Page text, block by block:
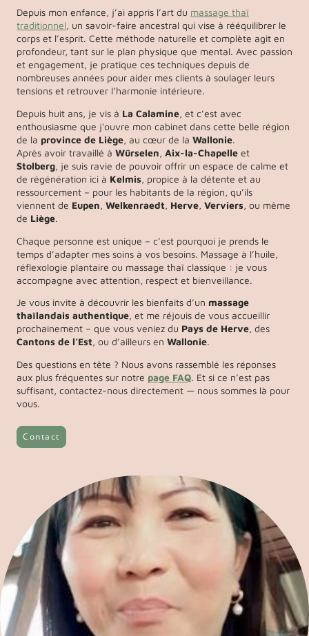
Depuis mon enfance, j’ai appris l’art du massage thaï
traditionnel, un savoir-faire ancestral qui vise à rééquilibrer le
corps et l’esprit. Cette méthode naturelle et complète agit en
profondeur, tant sur le plan physique que mental. Avec passion
et engagement, je pratique ces techniques depuis de
nombreuses années pour aider mes clients à soulager leurs
tensions et retrouver l’harmonie intérieure.
Depuis huit ans, je vis à La Calamine, et c’est avec
enthousiasme que j'ouvre mon cabinet dans cette belle région
de la province de Liège, au cœur de la Wallonie.
Après avoir travaillé à Würselen, Aix-la-Chapelle et
Stolberg, je suis ravie de pouvoir offrir un espace de calme et
de régénération ici à Kelmis, propice à la détente et au
ressourcement – pour les habitants de la région, qu’ils
viennent de Eupen, Welkenraedt, Herve, Verviers, ou même
de Liège.
Chaque personne est unique – c’est pourquoi je prends le
temps d’adapter mes soins à vos besoins. Massage à l’huile,
réflexologie plantaire ou massage thaï classique : je vous
accompagne avec attention, respect et bienveillance.
Je vous invite à découvrir les bienfaits d’un massage
thaïlandais authentique, et me réjouis de vous accueillir
prochainement – que vous veniez du Pays de Herve, des
Cantons de l’Est, ou d’ailleurs en Wallonie.
Des questions en tête ? Nous avons rassemblé les réponses
aux plus fréquentes sur notre page FAQ. Et si ce n’est pas
suffisant, contactez-nous directement — nous sommes là pour
vous.
Contact